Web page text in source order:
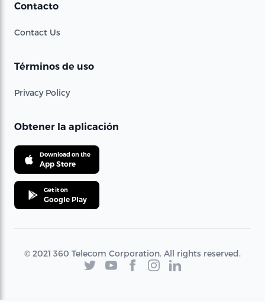
Contacto
Contact Us
Términos de uso
Privacy Policy
Obtener la aplicación
Download on the
App Store
Get it on
Google Play
© 2021 360 Telecom Corporation. All rights reserved.